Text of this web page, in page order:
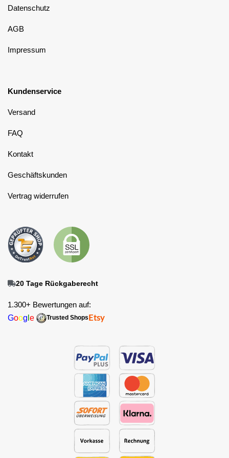
Datenschutz
AGB
Impressum
Kundenservice
Versand
FAQ
Kontakt
Geschäftskunden
Vertrag widerrufen
20 Tage Rückgaberecht
1.300+ Bewertungen auf:
Goog e Trusted Shops Etsy